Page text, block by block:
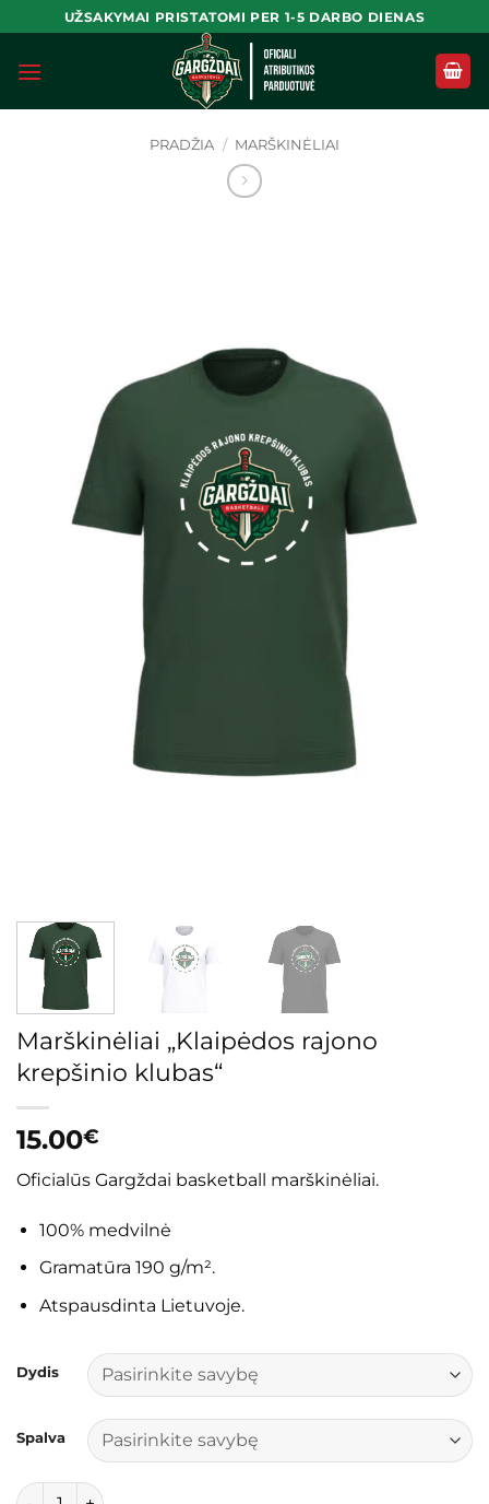
to
content
UŽSAKYMAI PRISTATOMI PER 1-5 DARBO DIENAS
PRADŽIA / MARŠKINĖLIAI
Marškinėliai „Klaipėdos rajono
krepšinio klubas“
15.00€
Oficialūs Gargždai basketball marškinėliai.
100% medvilnė
Gramatūra 190 g/m².
Atspausdinta Lietuvoje.
Dydis
Spalva
produkto kiekis: Marškinėliai „Klaipėdos rajono krepšinio